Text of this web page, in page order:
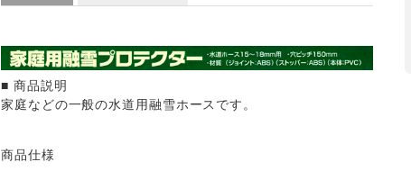
■ 商品説明
家庭などの一般の水道用融雪ホースです。
商品仕様